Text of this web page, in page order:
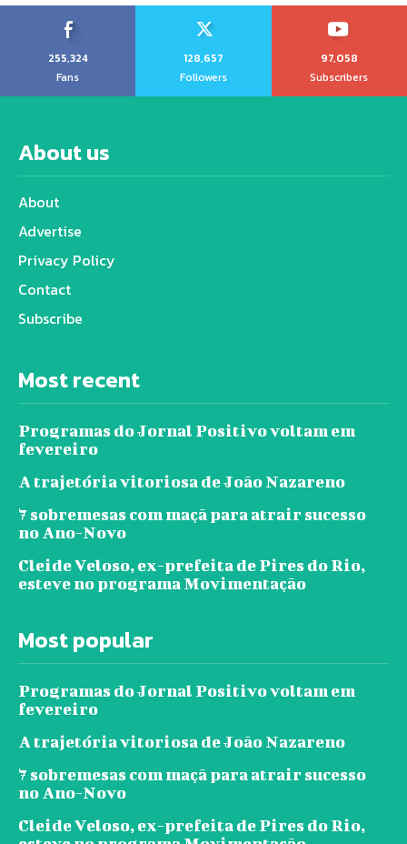
255,324
Fans
128,657
Followers
97,058
Subscribers
About us
About
Advertise
Privacy Policy
Contact
Subscribe
Most recent
Programas do Jornal Positivo voltam em
fevereiro
A trajetória vitoriosa de João Nazareno
7 sobremesas com maçã para atrair sucesso
no Ano-Novo
Cleide Veloso, ex-prefeita de Pires do Rio,
esteve no programa Movimentação
Most popular
Programas do Jornal Positivo voltam em
fevereiro
A trajetória vitoriosa de João Nazareno
7 sobremesas com maçã para atrair sucesso
no Ano-Novo
Cleide Veloso, ex-prefeita de Pires do Rio,